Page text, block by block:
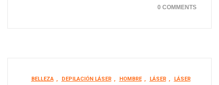
0 COMMENTS
BELLEZA , DEPILACIÓN LÁSER , HOMBRE , LÁSER ,
LÁSER